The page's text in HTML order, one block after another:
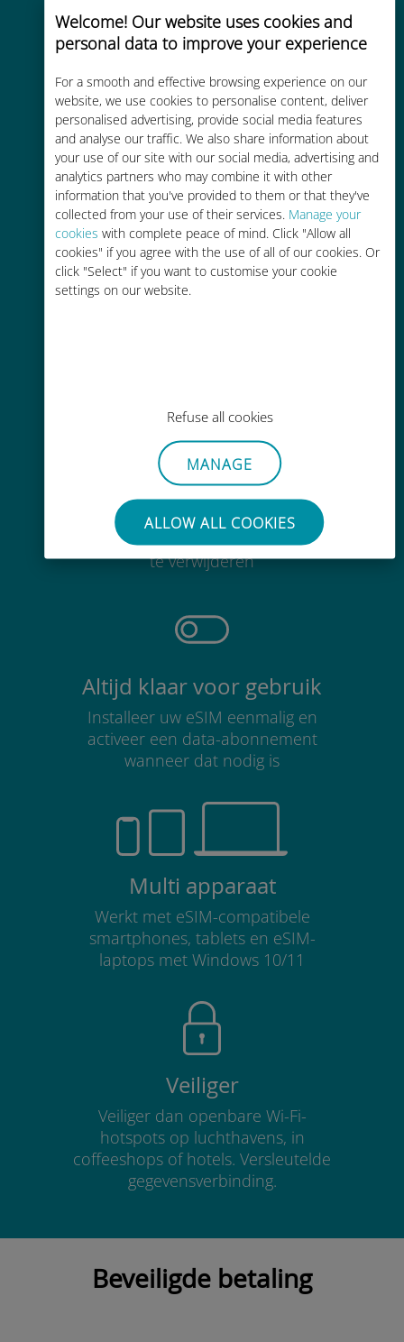
Welcome! Our website uses cookies and
personal data to improve your experience
For a smooth and effective browsing experience on our
website, we use cookies to personalise content, deliver
personalised advertising, provide social media features
and analyse our traffic. We also share information about
your use of our site with our social media, advertising and
analytics partners who may combine it with other
information that you've provided to them or that they've
collected from your use of their services. Manage your
cookies with complete peace of mind. Click "Allow all
cookies" if you agree with the use of all of our cookies. Or
click "Select" if you want to customise your cookie
settings on our website.
Refuse all cookies
MANAGE
ALLOW ALL COOKIES
Kosteneffectief
Tot 90% goedkoper dan
roamingkosten bij je huidige
provider
Moeiteloos
Je hoeft je bestaande simkaart niet
te verwijderen
Altijd klaar voor gebruik
Installeer uw eSIM eenmalig en
activeer een data-abonnement
wanneer dat nodig is
Multi apparaat
Werkt met eSIM-compatibele
smartphones, tablets en eSIM-
laptops met Windows 10/11
Veiliger
Veiliger dan openbare Wi-Fi-
hotspots op luchthavens, in
coffeeshops of hotels. Versleutelde
gegevensverbinding.
Beveiligde betaling